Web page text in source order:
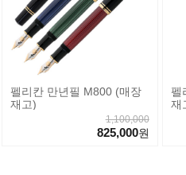
펠리칸 만년필 M800 (매장
재고)
1,100,000
825,000원
펠
재